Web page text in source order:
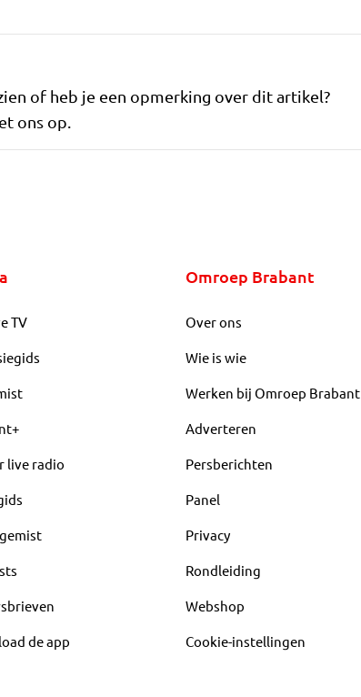
of heb je een opmerking over dit artikel?
ons op.
TV
live radio
de app
Omroep Brabant
Over ons
Wie is wie
Werken bij Omroep Brabant
Adverteren
Persberichten
Panel
Privacy
Rondleiding
Webshop
Cookie-instellingen